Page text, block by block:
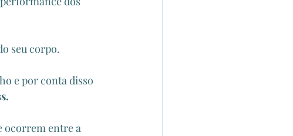
seu corpo.
e por conta disso
ocorrem entre a